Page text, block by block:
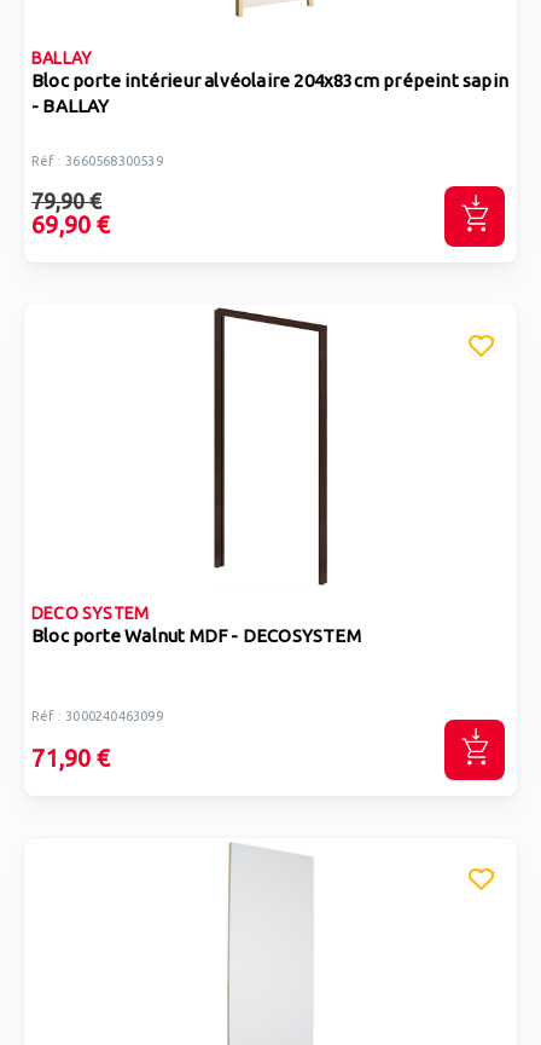
BALLAY
Bloc porte intérieur alvéolaire 204x83cm prépeint sapin
- BALLAY
Réf : 3660568300539
69,90 €
79,90 €
DECO SYSTEM
Bloc porte Walnut MDF - DECOSYSTEM
Réf : 3000240463099
71,90 €